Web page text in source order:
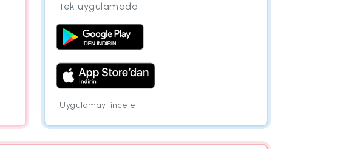
tek uygulamada
Uygulamayı incele